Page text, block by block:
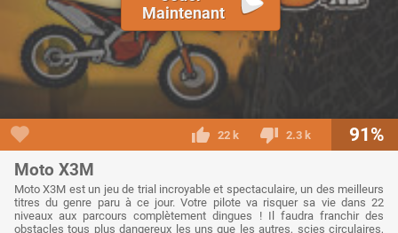
Maintenant
22 k 2.3 k 91%
Moto X3M
Moto X3M est un jeu de trial incroyable et spectaculaire, un des meilleurs
titres du genre paru à ce jour. Votre pilote va risquer sa vie dans 22
niveaux aux parcours complètement dingues ! Il faudra franchir des
obstacles tous plus dangereux les uns que les autres, scies circulaires,